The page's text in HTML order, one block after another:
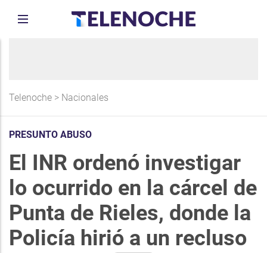
Telenoche > Nacionales
PRESUNTO ABUSO
El INR ordenó investigar
lo ocurrido en la cárcel de
Punta de Rieles, donde la
Policía hirió a un recluso